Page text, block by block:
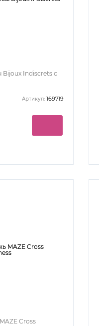
Bijoux Indiscrets с
Артикул: 169719
Cross